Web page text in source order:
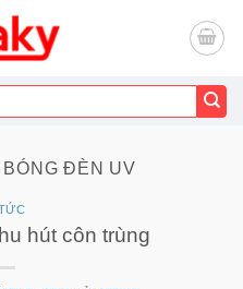
BÓNG ĐÈN UV
hút côn trùng